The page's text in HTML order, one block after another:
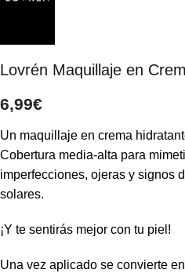
Lovrén Maquillaje en
6,99€
Un maquillaje en crema
Cobertura media-alta para
imperfecciones, ojeras y signos
solares.
¡Y te sentirás mejor con tu piel!
Una vez aplicado se convierte